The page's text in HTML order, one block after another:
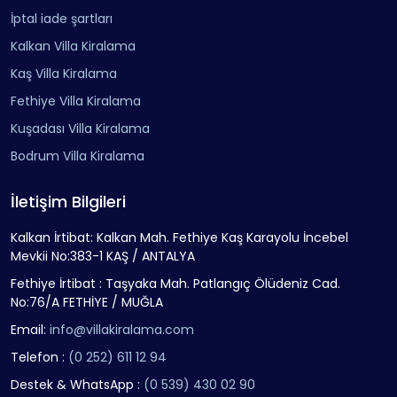
tasarlanmıştır. Üzümlü, İslamlar gibi bölgelerde yer alır.
Mahremiyet arayanlar için idealdir.
Denize Yakın Villalar
ya da manzaralı konumda olabilir. Örneğin, Fethiye Çalış
veya Bodrum Ortakent.
Doğa İçi Villalar
: Şehirden uzak, doğayla iç içe villalardır.
Kayaköy, Çamköy, Kaş Çavdır gibi bölgelerde yer alır.
Lüks Villalar : Modern mimari, akıllı ev sistemleri, sonsuzluk
bölgelerde bulunur.
Villa Kiralama Ekonomik bir Tatil
Sistemidir
Villa kiralama, otellere alternatif bir tatil sistemidir. Kışi
sayısına göre maliyet düşer. Kalabalık aileler için
villalarda bulunan mutfaklar sayesinde azaltılabilir. Özellikle
uzun süreli konaklamalarda, konforlu ve tasarruflu bir
İptal iade şartları
Kalkan Villa Kiralama
Kaş Villa Kiralama
Fethiye Villa Kiralama
Kuşadası Villa Kiralama
Bodrum Villa Kiralama
İletişim Bilgileri
Kalkan İrtibat: Kalkan Mah. Fethiye Kaş Karayolu İncebel
Mevkii No:383-1 KAŞ / ANTALYA
Fethiye İrtibat : Taşyaka Mah. Patlangıç Ölüdeniz Cad.
No:76/A FETHİYE / MUĞLA
Email: info@villakiralama.com
Telefon : (0 252) 611 12 94
Destek & WhatsApp : (0 539) 430 02 90